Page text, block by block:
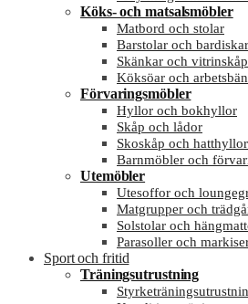
Köks- och matsalsmöbler
Matbord och stolar
Barstolar och bardiskar
Skänkar och vitrinskåp
Köksöar och
Förvaringsmöbler
Hyllor och bokhyllor
Skåp och lådor
Skoskåp och hatthyllor
Barnmöbler och
Utemöbler
Utesoffor och
Matgrupper och
Solstolar och
Parasoller och
Sport och fritid
Träningsutrustning